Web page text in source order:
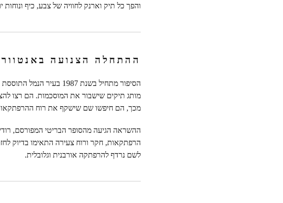
והפך כל תיק וארנק לחוויה של צבע, כיף ונוחות
ההתחלה הצנועה
הסיפור מתחיל בשנת
מותג תיקים שישבור את המוסכמות. הם רצו
מכך, הם חיפשו שם שישקף את רוח ההרפתקאות
ההשראה הגיעה מהסופר הבריטי המפורסם,
הרפתקאות, חקר ורוח צעירה התאימו בדיוק
לשם נרדף להרפתקה אורבנית וגלובלית.